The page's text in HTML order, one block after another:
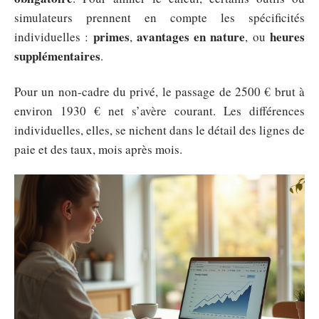
simulateurs prennent en compte les spécificités
individuelles : primes, avantages en nature, ouheures
supplémentaires.
Pour un non-cadre du privé, le passage de 2500 € brut à
environ 1930 € net s’avère courant. Les différences
individuelles, elles, se nichent dans le détail des lignes de
paie et des taux, mois après mois.